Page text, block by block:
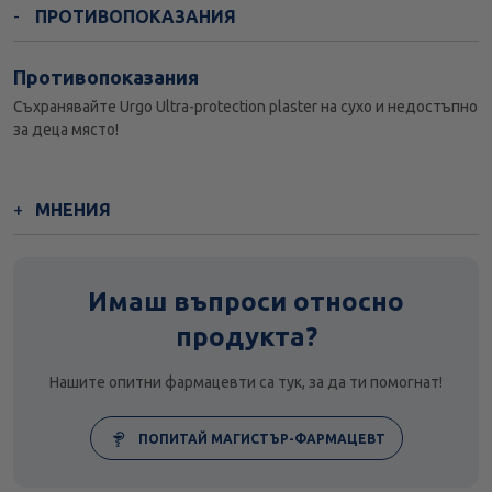
ПРОТИВОПОКАЗАНИЯ
Противопоказания
Съхранявайте Urgo Ultra-protection plaster на сухо и недостъпно
за деца място!
МНЕНИЯ
Имаш въпроси относно
продукта?
Нашите опитни фармацевти са тук, за да ти помогнат!
ПОПИТАЙ МАГИСТЪР-ФАРМАЦЕВТ